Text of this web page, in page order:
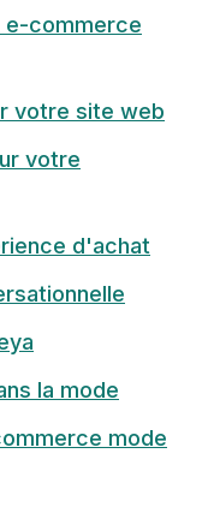
e-commerce
votre site web
votre
d'achat
la mode
mode